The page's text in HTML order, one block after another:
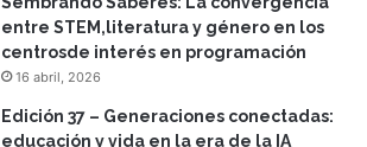
entre STEM,literatura y género en los
centrosde interés en programación
16 abril, 2026
Edición 37 – Generaciones conectadas:
educación y vida en la era de la IA